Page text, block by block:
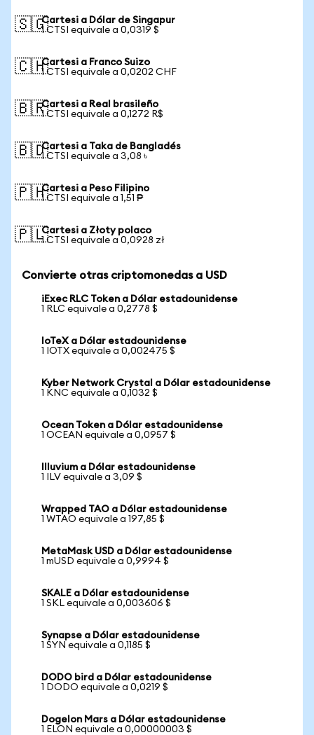
🇸🇬Cartesi a Dólar de Singapur
1 CTSI equivale a 0,0319 $
🇨🇭Cartesi a Franco Suizo
1 CTSI equivale a 0,0202 CHF
🇧🇷Cartesi a Real brasileño
1 CTSI equivale a 0,1272 R$
🇧🇩Cartesi a Taka de Bangladés
1 CTSI equivale a 3,08 ৳
🇵🇭Cartesi a Peso Filipino
1 CTSI equivale a 1,51 ₱
🇵🇱Cartesi a Złoty polaco
1 CTSI equivale a 0,0928 zł
Convierte otras criptomonedas a USD
iExec RLC Token a Dólar estadounidense
1 RLC equivale a 0,2778 $
IoTeX a Dólar estadounidense
1 IOTX equivale a 0,002475 $
Kyber Network Crystal a Dólar estadounidense
1 KNC equivale a 0,1032 $
Ocean Token a Dólar estadounidense
1 OCEAN equivale a 0,0957 $
Illuvium a Dólar estadounidense
1 ILV equivale a 3,09 $
Wrapped TAO a Dólar estadounidense
1 WTAO equivale a 197,85 $
MetaMask USD a Dólar estadounidense
1 mUSD equivale a 0,9994 $
SKALE a Dólar estadounidense
1 SKL equivale a 0,003606 $
Synapse a Dólar estadounidense
1 SYN equivale a 0,1185 $
DODO bird a Dólar estadounidense
1 DODO equivale a 0,0219 $
Dogelon Mars a Dólar estadounidense
1 ELON equivale a 0,00000003 $